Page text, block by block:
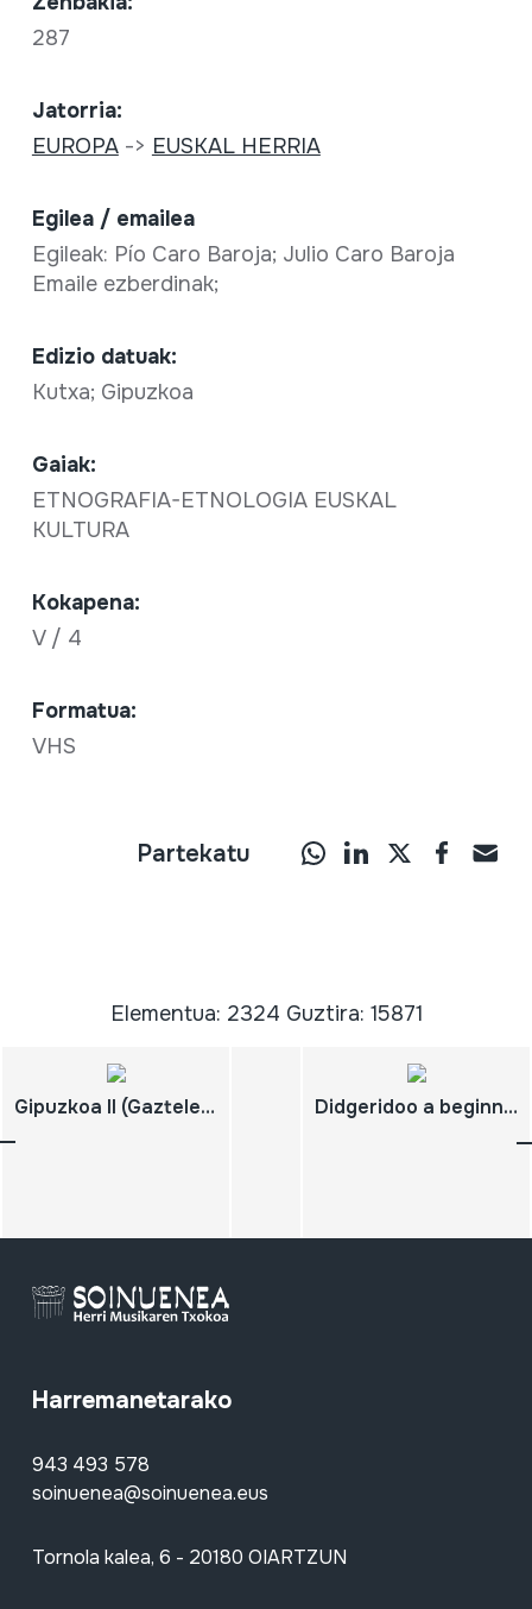
287
Jatorria:
EUROPA-> EUSKAL HERRIA
Egilea / emailea
Egileak: Pío Caro Baroja; Julio Caro Baroja
Emaile ezberdinak;
Edizio datuak:
Kutxa; Gipuzkoa
Gaiak:
ETNOGRAFIA-ETNOLOGIA EUSKAL
KULTURA
Kokapena:
V / 4
Formatua:
VHS
Partekatu
Elementua: 2324 Guztira: 15871
Gipuzkoa II (Gaztelerazko bertsioa) Didgeridoo a beginner´s guide
Harremanetarako
943 493 578
soinuenea@soinuenea.eus
Tornola kalea, 6 - 20180 OIARTZUN